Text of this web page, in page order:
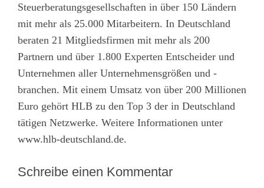
Steuerberatungsgesellschaften in über 150 Ländern
mit mehr als 25.000 Mitarbeitern. In Deutschland
beraten 21 Mitgliedsfirmen mit mehr als 200
Partnern und über 1.800 Experten Entscheider und
Unternehmen aller Unternehmensgrößen und -
branchen. Mit einem Umsatz von über 200 Millionen
Euro gehört HLB zu den Top 3 der in Deutschland
tätigen Netzwerke. Weitere Informationen unter
www.hlb-deutschland.de.
Schreibe einen Kommentar